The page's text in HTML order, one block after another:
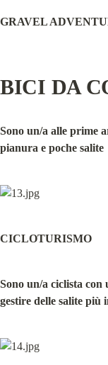
GRAVEL
BICI DA
Sono un/a alle prime
pianura e poche salite
CICLOTURISMO
Sono un/a ciclista con
gestire delle salite più